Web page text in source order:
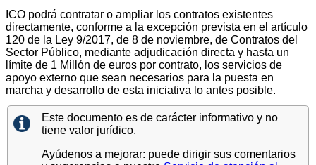
ICO podrá contratar o ampliar los contratos existentes
directamente, conforme a la excepción prevista en el artículo
120 de la Ley 9/2017, de 8 de noviembre, de Contratos del
Sector Público, mediante adjudicación directa y hasta un
límite de 1 Millón de euros por contrato, los servicios de
apoyo externo que sean necesarios para la puesta en
marcha y desarrollo de esta iniciativa lo antes posible.
Este documento es de carácter informativo y no
tiene valor jurídico.
Ayúdenos a mejorar: puede dirigir sus comentarios